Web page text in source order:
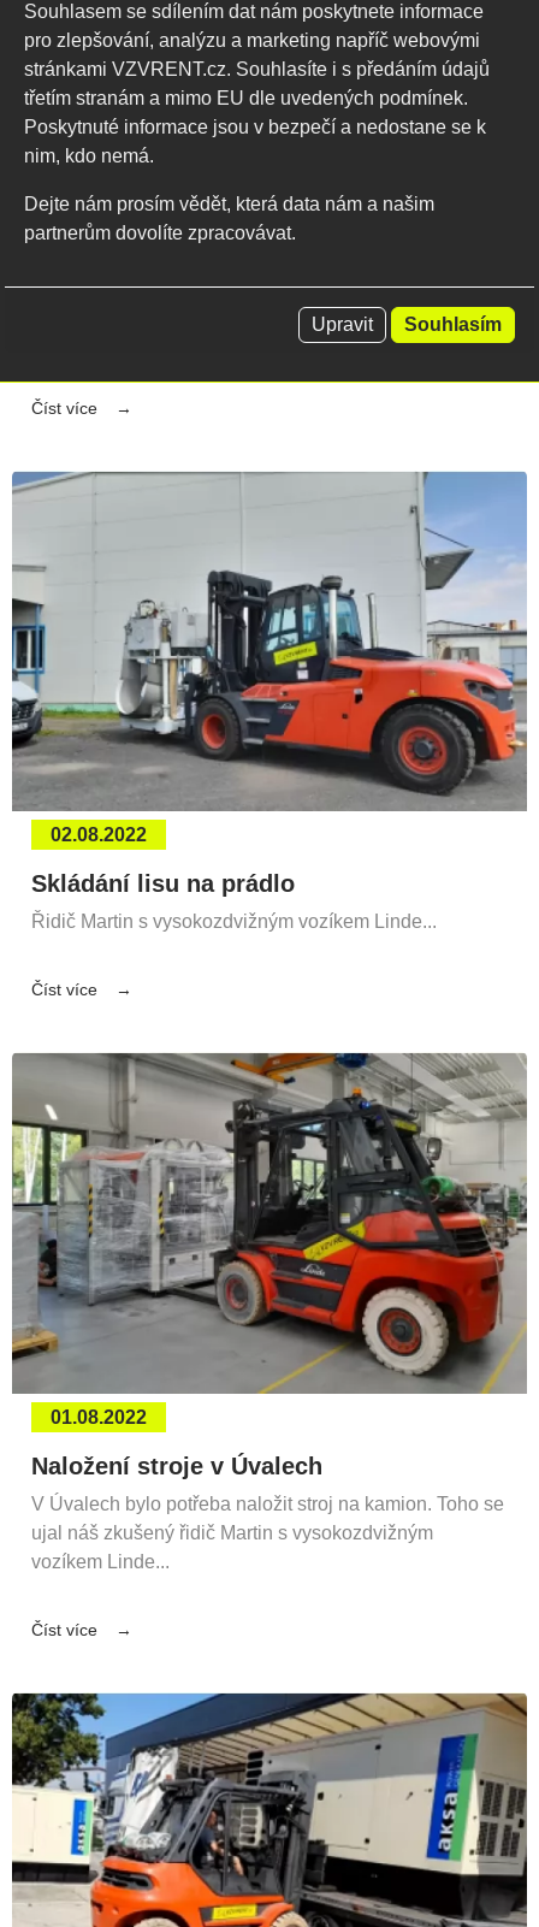
03.08.2022
Složení CNC stroje
V Praze bylo potřeba složení CNC stroje. Této akce se
ujal náš zkušený řidič Martin s vysokozdvižným
Číst více
02.08.2022
Skládání lisu na prádlo
Řidič Martin s vysokozdvižným vozíkem Linde...
Číst více
01.08.2022
Naložení stroje v Úvalech
V Úvalech bylo potřeba naložit stroj na kamion. Toho se
ujal náš zkušený řidič Martin s vysokozdvižným
vozíkem Linde...
Číst více
Souhlasem se sdílením dat nám poskytnete informace
pro zlepšování, analýzu a marketing napříč webovými
stránkami VZVRENT.cz. Souhlasíte i s předáním údajů
třetím stranám a mimo EU dle uvedených podmínek.
Poskytnuté informace jsou v bezpečí a nedostane se k
nim, kdo nemá.
Dejte nám prosím vědět, která data nám a našim
partnerům dovolíte zpracovávat.
Upravit Souhlasím